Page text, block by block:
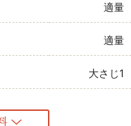
適量
適量
大さじ1